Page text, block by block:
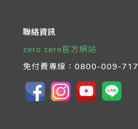
聯絡資訊
zero zero官方網站
免付費專線： 0800-009-717